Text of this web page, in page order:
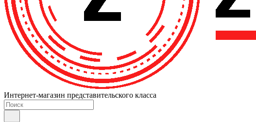
Интернет-магазин представительского класса